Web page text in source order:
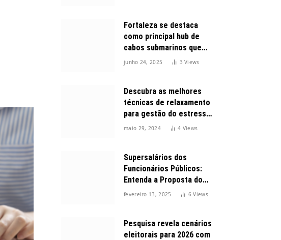
Fortaleza se destaca
como principal hub de
cabos submarinos que
conectam o Brasil ao
junho 24, 2025 3Views
Descubra as melhores
técnicas de relaxamento
para gestão do estresse
durante o dia
maio 29, 2024 4 Views
Supersalários dos
Funcionários Públicos:
Entenda a Proposta do
Governo para Limitar
fevereiro 13, 2025 6Views
Pesquisa revela cenários
eleitorais para 2026 com